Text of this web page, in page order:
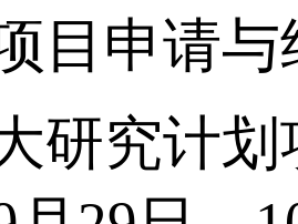
目申请
研究计